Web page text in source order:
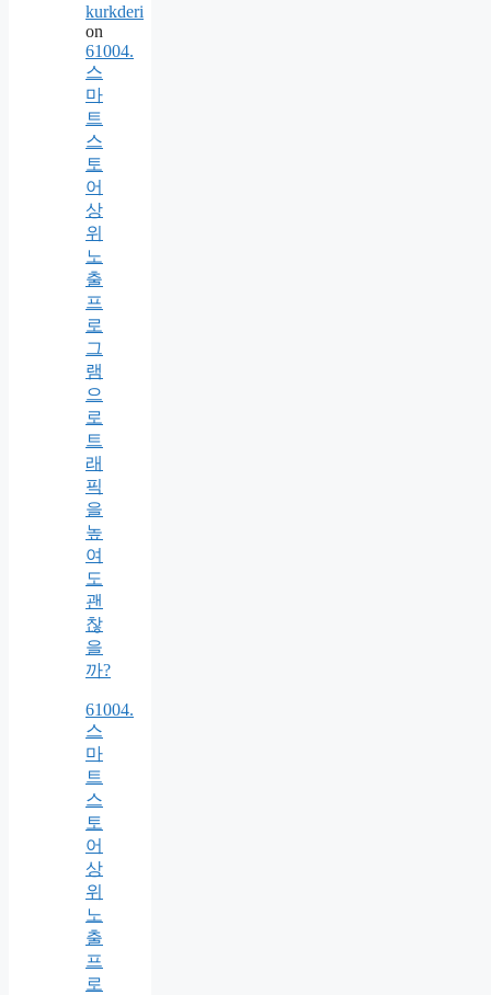
kurkderi
on
61004.
스
마
트
스
토
어
상
위
노
출
프
로
그
램
으
로
트
래
픽
을
높
여
도
괜
찮
을
까?
61004.
스
마
트
스
토
어
상
위
노
출
프
로